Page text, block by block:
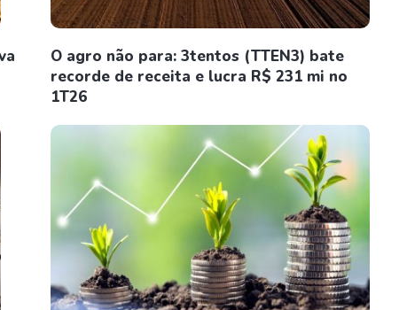
O agro não para: 3tentos (TTEN3) bate
recorde de receita e lucra R$ 231 mi no
1T26